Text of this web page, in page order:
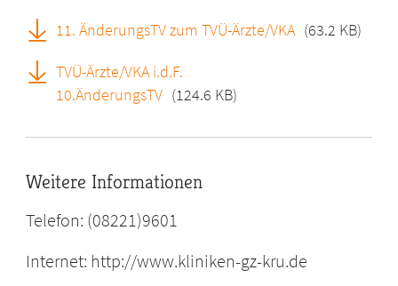
11. ÄnderungsTV zum TVÜ-Ärzte/VKA (63.2 KB)
TVÜ-Ärzte/VKA i.d.F.
10.ÄnderungsTV (124.6 KB)
Weitere Informationen
Telefon: (08221)9601
Internet: http://www.kliniken-gz-kru.de